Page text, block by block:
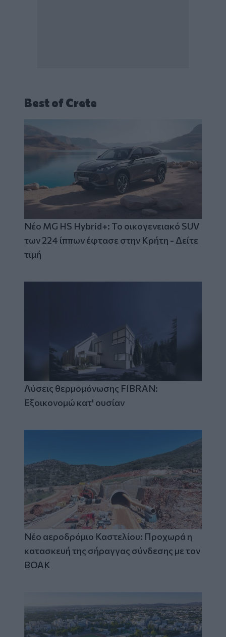
Best of Crete
Νέο MG HS Hybrid+: Το οικογενειακό SUV
των 224 ίππων έφτασε στην Κρήτη - Δείτε
τιμή
Λύσεις θερμομόνωσης FIBRAN:
Εξοικονομώ κατ' ουσίαν
Νέο αεροδρόμιο Καστελίου: Προχωρά η
κατασκευή της σήραγγας σύνδεσης με τον
ΒΟΑΚ